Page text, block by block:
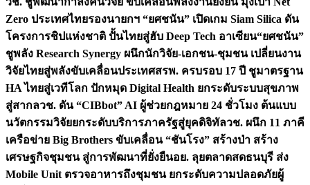
Zero ประเทศไทยรองนายกฯ “ยศชนัน” เปิดเกม Siam Silica ดัน
โครงการชิปแห่งชาติ ปั้นไทยสู่ฮับ Deep Tech อาเซียน“ยศชนัน”
ชูพลัง Research Synergy ผนึกนักวิจัย-เอกชน-ชุมชน เปลี่ยนงาน
วิจัยไทยสู่พลังขับเคลื่อนประเทศสรพ. ครบรอบ 17 ปี ชูมาตรฐาน
HA ไทยสู่เวทีโลก ปักหมุด Digital Health ยกระดับระบบสุขภาพ
สู่สากลวช. ดัน “CIBbot” AI ผู้ช่วยกฎหมาย 24 ชั่วโมง ต้นแบบ
นวัตกรรมวิจัยยกระดับบริการภาครัฐสู่ยุคดิจิทัลวช. ผนึก 11 ภาคี
เครือข่าย Big Brothers ขับเคลื่อน “ชันโรง” สร้างป่า สร้าง
เศรษฐกิจชุมชน สู่การพัฒนาที่ยั่งยืนอย. ลุยตลาดสดธนบุรี ส่ง
Mobile Unit ตรวจอาหารถึงชุมชน ยกระดับความปลอดภัยผู้